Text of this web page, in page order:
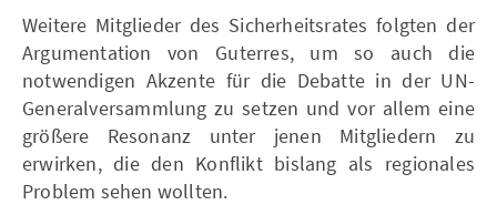
Weitere Mitglieder des Sicherheitsrates folgten der
Argumentation von Guterres, um so auch die
notwendigen Akzente für die Debatte in der UN-
Generalversammlung zu setzen und vor allem eine
größere Resonanz unter jenen Mitgliedern zu
erwirken, die den Konflikt bislang als regionales
Problem sehen wollten.